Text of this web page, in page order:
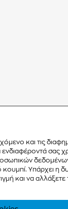
και τις
ενδιαφέροντά σας
Υπάρχει η
και να αλλάξετε